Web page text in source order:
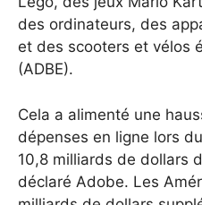
des ordinateurs, des
et des scooters et vélos
(ADBE).
Cela a alimenté une
dépenses en ligne lors
10,8 milliards de dollars
déclaré Adobe. Les